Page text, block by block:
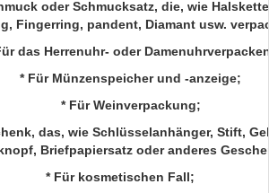
oder Schmucksatz, die, wie
Fingerring, pandent, Diamant usw.
das Herrenuhr- oder
* Für Münzenspeicher und -anzeige;
* Für Weinverpackung;
das, wie Schlüsselanhänger, Stift,
Briefpapiersatz oder anderes
* Für kosmetischen Fall;